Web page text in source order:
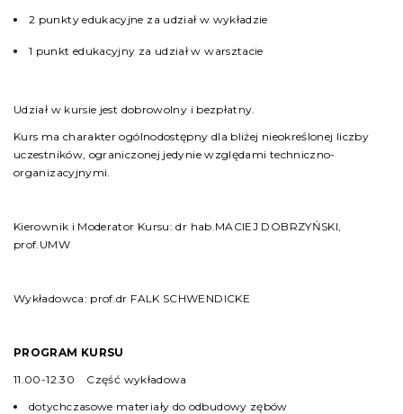
2 punkty edukacyjne za udział w wykładzie
1 punkt edukacyjny za udział w warsztacie
Udział w kursie jest dobrowolny i bezpłatny.
Kurs ma charakter ogólnodostępny dla bliżej nieokreślonej liczby
uczestników, ograniczonej jedynie względami techniczno-
organizacyjnymi.
Kierownik i Moderator Kursu: dr hab.MACIEJ DOBRZYŃSKI,
prof.UMW
Wykładowca: prof.dr FALK SCHWENDICKE
PROGRAM KURSU
11.00-12.30 Część wykładowa
dotychczasowe materiały do odbudowy zębów